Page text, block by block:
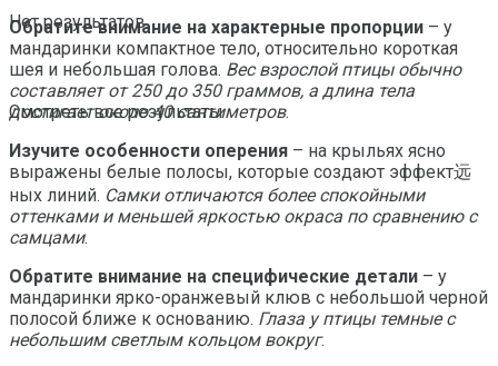
Нет результатов
Смотреть все результаты
Обратите внимание на характерные пропорции – у
мандаринки компактное тело, относительно короткая
шея и небольшая голова. Вес взрослой птицы обычно
составляет от 250 до 350 граммов, а длина тела
достигает около 40 сантиметров.
Изучите особенности оперения – на крыльях ясно
выражены белые полосы, которые создают эффект远
ных линий. Самки отличаются более спокойными
оттенками и меньшей яркостью окраса по сравнению с
самцами.
Обратите внимание на специфические детали – у
мандаринки ярко-оранжевый клюв с небольшой черной
полосой ближе к основанию. Глаза у птицы темные с
небольшим светлым кольцом вокруг.